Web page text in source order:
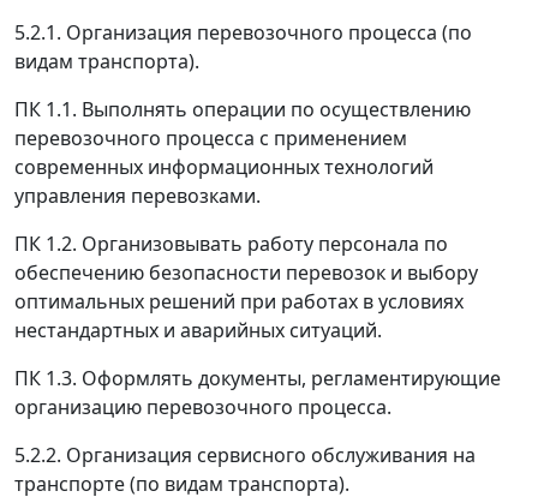
5.2.1. Организация перевозочного процесса (по
видам транспорта).
ПК 1.1. Выполнять операции по осуществлению
перевозочного процесса с применением
современных информационных технологий
управления перевозками.
ПК 1.2. Организовывать работу персонала по
обеспечению безопасности перевозок и выбору
оптимальных решений при работах в условиях
нестандартных и аварийных ситуаций.
ПК 1.3. Оформлять документы, регламентирующие
организацию перевозочного процесса.
5.2.2. Организация сервисного обслуживания на
транспорте (по видам транспорта).